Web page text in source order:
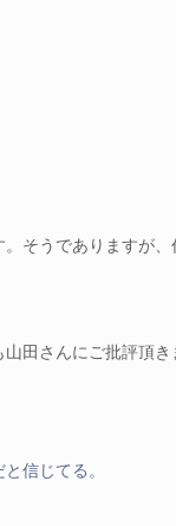
そうでありますが、
田さんにご批評頂
信じてる。